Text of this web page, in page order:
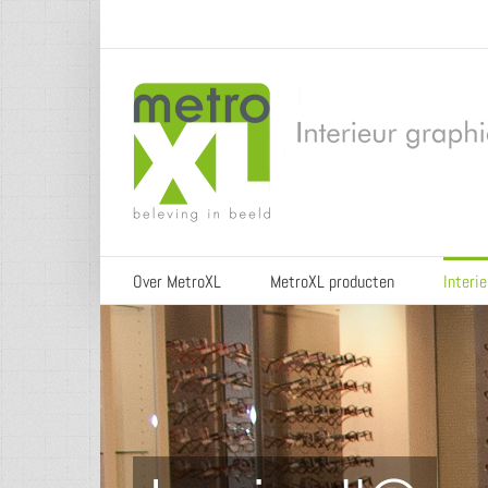
Skip
Over MetroXL MetroXL producten